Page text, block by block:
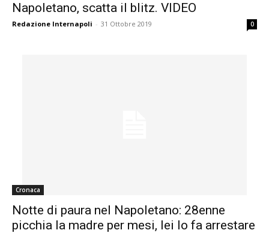
Napoletano, scatta il blitz. VIDEO
Redazione Internapoli - 31 Ottobre 2019 0
Cronaca
Notte di paura nel Napoletano: 28enne
picchia la madre per mesi, lei lo fa arrestare